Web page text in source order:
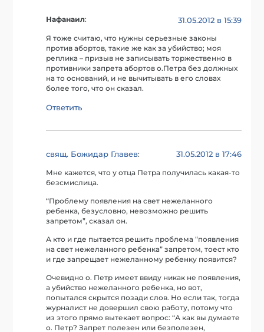
Нафанаил: 31.05.2012 в 15:39
Я тоже считаю, что нужны серьезные законы
против абортов, такие же как за убийство; моя
реплика – призыв не записывать торжественно в
противники запрета абортов о.Петра без должных
на то оснований, и не вычитывать в его словах
более того, что он сказал.
Ответить
свящ. Божидар Главев: 31.05.2012 в 17:46
Мне кажется, что у отца Петра получилась какая-то
безсмислица.
“Проблему появления на свет нежеланного
ребенка, безусловно, невозможно решить
запретом”, сказал он.
А кто и где пытается решить проблема “появления
на свет нежеланного ребенка” запретом, тоест кто
и где запрещает нежеланному ребенку появится?
Очевидно о. Петр имеет ввиду никак не появления,
а убийство нежеланного ребенка, но вот,
попытался скрытся позади слов. Но если так, тогда
журналист не довершил свою работу, потому что
из этого прямо вытекает вопрос: “А как вы думаете
о. Петр? Запрет полезен или безполезен,